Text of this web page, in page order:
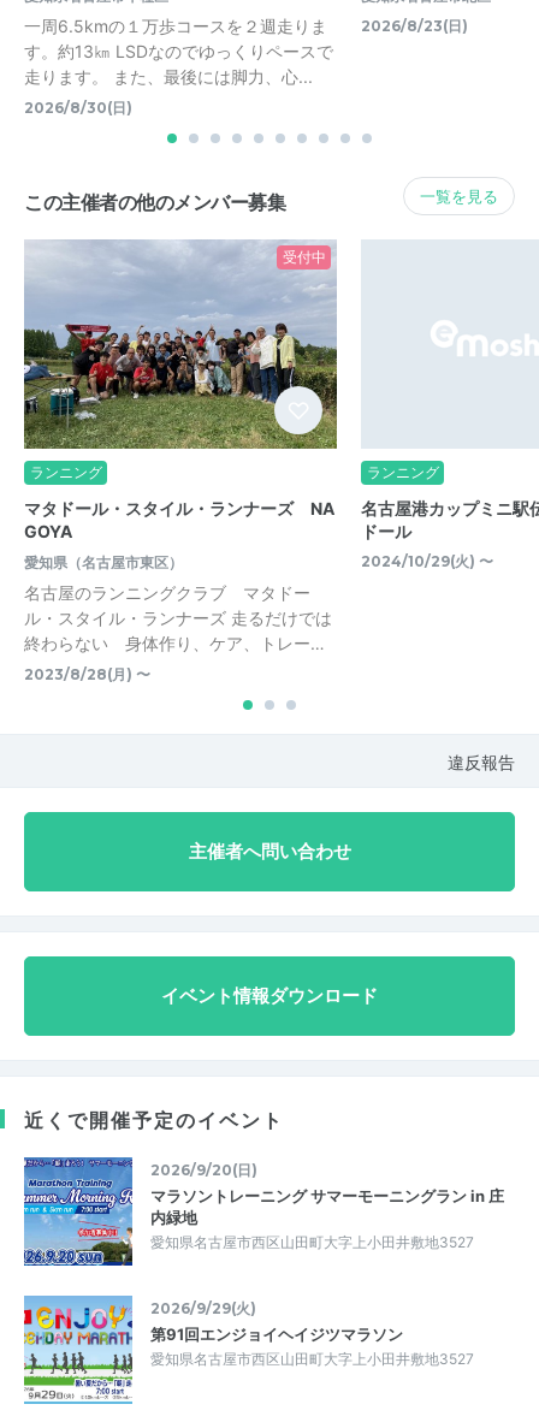
一周6.5kmの１万歩コースを２週走りま
す。約13㎞ LSDなのでゆっくりペースで
走ります。 また、最後には脚力、心...
2026/8/30(日)
2026/8/23(日)
この主催者の他のメンバー募集 一覧を見る
受付中
ランニング
マタドール・スタイル・ランナーズ NA
GOYA
愛知県（名古屋市東区）
名古屋のランニングクラブ マタドー
ル・スタイル・ランナーズ 走るだけでは
終わらない 身体作り、ケア、トレー…
2023/8/28(月) 〜
ランニング
名古屋港カップミニ
ドール
2024/10/29(火) 〜
違反報告
主催者へ問い合わせ
イベント情報ダウンロード
近くで開催予定のイベント
2026/9/20(日)
マラソントレーニング サマーモーニングラン in 庄
内緑地
愛知県名古屋市西区山田町大字上小田井敷地3527
2026/9/29(火)
第91回エンジョイヘイジツマラソン
愛知県名古屋市西区山田町大字上小田井敷地3527